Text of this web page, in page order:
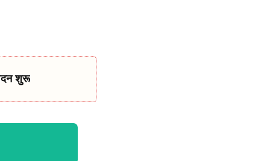
शुरू